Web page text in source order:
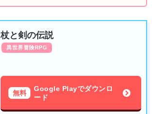
杖と剣の伝説
異世界冒険RPG
無料
Google Playでダウンロ
ード